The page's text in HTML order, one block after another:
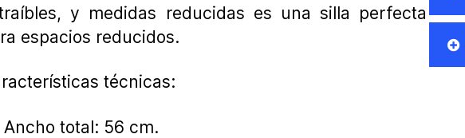
y medidas reducidas es una silla perfecta
espacios reducidos.
técnicas:
Ancho total: 56 cm.